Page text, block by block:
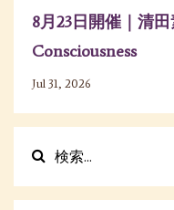
8月23日開催｜清
Consciousness
Jul 31, 2026